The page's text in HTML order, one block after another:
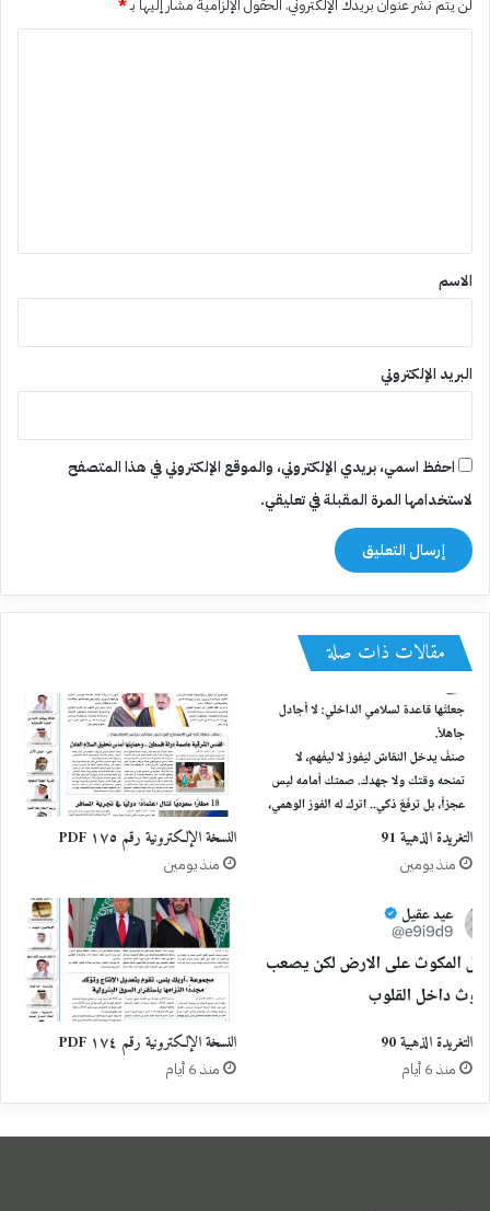
لن يتم نشر عنوان بريدك الإلكتروني. الحقول الإلزامية مشار إليها بـ*
*
الاسم
البريد الإلكتروني
احفظ اسمي، بريدي الإلكتروني، والموقع الإلكتروني في هذا المتصفح
لاستخدامها المرة المقبلة في تعليقي.
مقالات ذات صلة
التغريدة الذهبية 91
منذ يومين
النسخة الإلكترونية رقم ١٧٥ PDF
منذ يومين
التغريدة الذهبية 90
منذ 6 أيام
النسخة الإلكترونية رقم ١٧٤ PDF
منذ 6 أيام